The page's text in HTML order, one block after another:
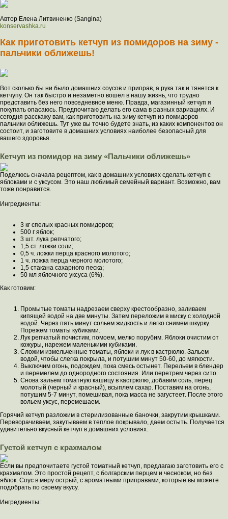
Автор Елена Литвиненко (Sangina)
konservashka.ru
Как приготовить кетчуп из помидоров на зиму -
пальчики оближешь!
Вот сколько бы ни было домашних соусов и приправ, а рука так и тянется к
кетчупу. Он так быстро и незаметно вошел в нашу жизнь, что трудно
представить без него повседневное меню. Правда, магазинный кетчуп я
покупать опасаюсь. Предпочитаю делать его сама в разных вариациях. И
сегодня расскажу вам, как приготовить на зиму кетчуп из помидоров –
пальчики оближешь. Тут уже вы точно будете знать, из каких компонентов он
состоит, и заготовите в домашних условиях наиболее безопасный для
вашего здоровья.
Кетчуп из помидор на зиму «Пальчики оближешь»
Поделюсь сначала рецептом, как в домашних условиях сделать кетчуп с
яблоками и с уксусом. Это наш любимый семейный вариант. Возможно, вам
тоже понравится.
Ингредиенты:
3 кг спелых красных помидоров;
500 г яблок;
3 шт. лука репчатого;
1,5 ст. ложки соли;
0,5 ч. ложки перца красного молотого;
1 ч. ложка перца черного молотого;
1,5 стакана сахарного песка;
50 мл яблочного уксуса (6%).
Как готовим:
Промытые томаты надрезаем сверху крестообразно, заливаем
кипящей водой на две минуты. Затем переложим в миску с холодной
водой. Через пять минут сольем жидкость и легко снимем шкурку.
Порежем томаты кубиками.
Лук репчатый почистим, помоем, мелко порубим. Яблоки очистим от
кожуры, нарежем маленькими кубиками.
Сложим измельченные томаты, яблоки и лук в кастрюлю. Зальем
водой, чтобы слегка покрыла, и потушим минут 50-60, до мягкости.
Выключим огонь, подождем, пока смесь остынет. Перельем в блендер
и перемелем до однородного состояния. Или перетрем через сито.
Снова зальем томатную кашицу в кастрюлю, добавим соль, перец
молотый (черный и красный), всыплем сахар. Поставим на огонь,
потушим 5-7 минут, помешивая, пока масса не загустеет. После этого
вольем уксус, перемешаем.
Горячий кетчуп разложим в стерилизованные баночки, закрутим крышками.
Переворачиваем, закутываем в теплое покрывало, даем остыть. Получается
удивительно вкусный кетчуп в домашних условиях.
Густой кетчуп с крахмалом
Если вы предпочитаете густой томатный кетчуп, предлагаю заготовить его с
крахмалом. Это простой рецепт, с болгарским перцем и чесноком, но без
яблок. Соус в меру острый, с ароматными приправами, которые вы можете
подобрать по своему вкусу.
Ингредиенты: